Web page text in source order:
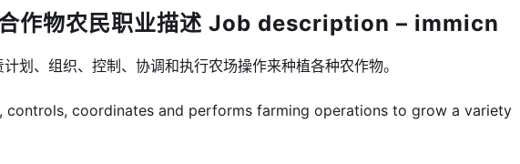
作物农民职业描述 Job description – immicn
划、组织、控制、协调和执行农场操作来种植各种农作物。
controls, coordinates and performs farming operations to grow a variety